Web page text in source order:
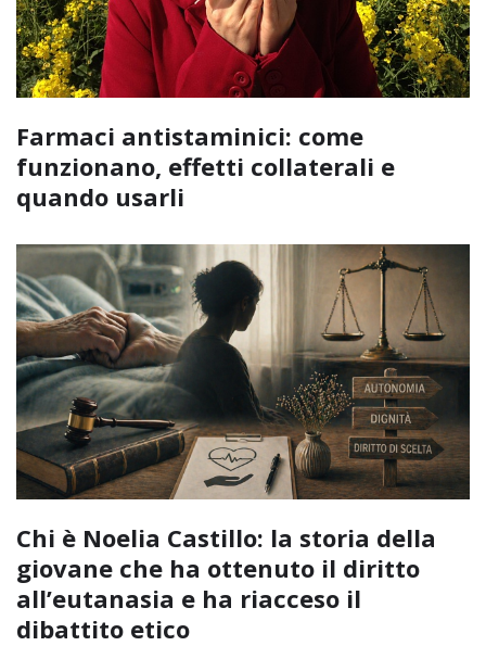
Farmaci antistaminici: come
funzionano, effetti collaterali e
quando usarli
Chi è Noelia Castillo: la storia della
giovane che ha ottenuto il diritto
all’eutanasia e ha riacceso il
dibattito etico